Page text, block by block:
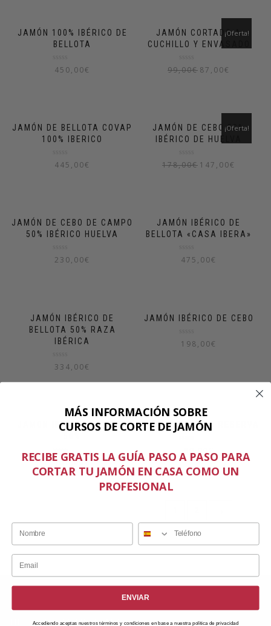
JAMÓN 100% IBÉRICO DE
BELLOTA
Valorado
en
450,00€
JAMÓN CORTADO A
CUCHILLO Y ENVASADO
Valorado
en
¡Oferta!
99,00€ 87,00€
JAMÓN DE BELLOTA COVAP
100% IBERICO
Valorado
en
445,00€
JAMÓN DE CEBO 50%
IBÉRICO DE HUELVA
Valorado
en
¡Oferta!
178,00€ 147,00€
JAMÓN DE CEBO DE CAMPO
50% IBÉRICO HUELVA
Valorado
en
230,00€
JAMÓN IBÉRICO DE
BELLOTA «CASA IBERA»
Valorado
en
475,00€
JAMÓN IBÉRICO DE
BELLOTA 50% RAZA
IBÉRICA
Valorado
en
334,00€
JAMÓN IBÉRICO DE CEBO
Valorado
en
198,00€
JAMON IBERICO DE CEBO
Valorado
en
0
130,00 €
JAMÓN SERRANO RESERVA
en
0
de
5
TIENDA ESPERANZA MTZ
MÁS INFORMACIÓN SOBRE
CURSOS DE CORTE DE JAMÓN
RECIBE GRATIS LA GUÍA PASO A PASO PARA
CORTAR TU JAMÓN EN CASA COMO UN
PROFESIONAL
ENVIAR
Accediendo aceptas nuestros términos y condiciones en base a nuestra política de privacidad